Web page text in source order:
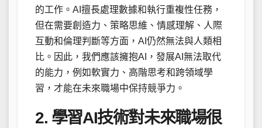
的工作。AI擅長處理數據和執行重複性任務，
但在需要創造力、策略思維、情感理解、人際
互動和倫理判斷等方面，AI仍然無法與人類相
比。因此，我們應該擁抱AI，發展AI無法取代
的能力，例如軟實力、高階思考和跨領域學
習，才能在未來職場中保持競爭力。
2. 學習AI技術對未來職場很